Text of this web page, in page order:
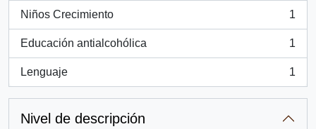
Niños Crecimiento
, 1 resultados
1
Educación antialcohólica
, 1 resultados
1
Lenguaje
, 1 resultados
1
Nivel de descripción